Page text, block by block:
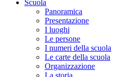
Scuola
Panoramica
Presentazione
I luoghi
Le persone
I numeri della scuola
Le carte della scuola
Organizzazione
La storia